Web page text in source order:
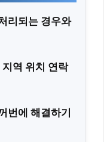
리되는 경우와
역 위치 연락
번에 해결하기